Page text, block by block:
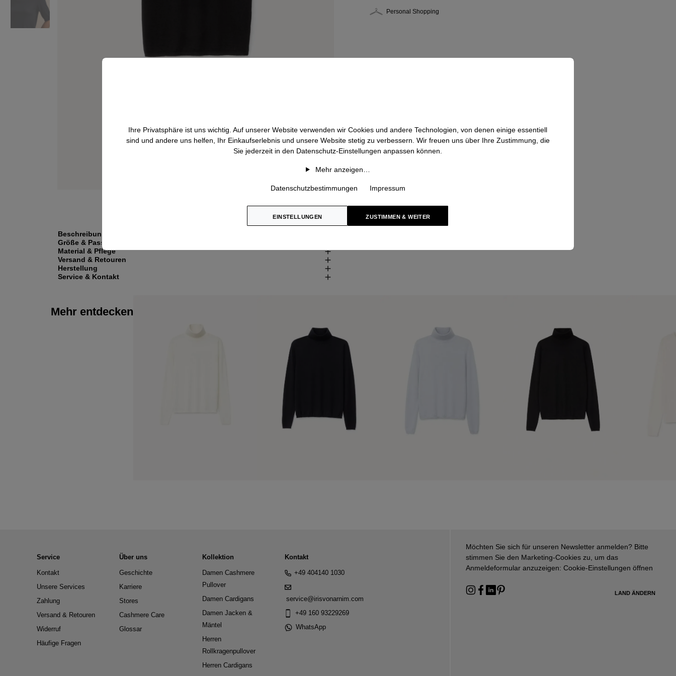
Personal Shopping
Beschreibung
Größe & Passform
Material & Pflege
Versand & Retouren
Herstellung
Service & Kontakt
Mehr entdecken
Service
Kontakt
Unsere Services
Zahlung
Versand & Retouren
Widerruf
Häufige Fragen
Über uns
Geschichte
Karriere
Stores
Cashmere Care
Glossar
Kollektion
Damen Cashmere
Pullover
Damen Cardigans
Damen Jacken &
Mäntel
Herren
Rollkragenpullover
Herren Cardigans
Kontakt
+49 404140 1030
service@irisvonarnim.com
+49 160 93229269
WhatsApp
Möchten Sie sich für unseren Newsletter anmelden? Bitte
stimmen Sie den Marketing-Cookies zu, um das
Anmeldeformular anzuzeigen: Cookie-Einstellungen öffnen
LAND ÄNDERN
Ihre Privatsphäre ist uns wichtig. Auf unserer Website verwenden wir Cookies und andere Technologien, von denen einige essentiell
sind und andere uns helfen, Ihr Einkaufserlebnis und unsere Website stetig zu verbessern. Wir freuen uns über Ihre Zustimmung, die
Sie jederzeit in den Datenschutz-Einstellungen anpassen können.
Mehr anzeigen…
Datenschutzbestimmungen Impressum
EINSTELLUNGEN ZUSTIMMEN & WEITER